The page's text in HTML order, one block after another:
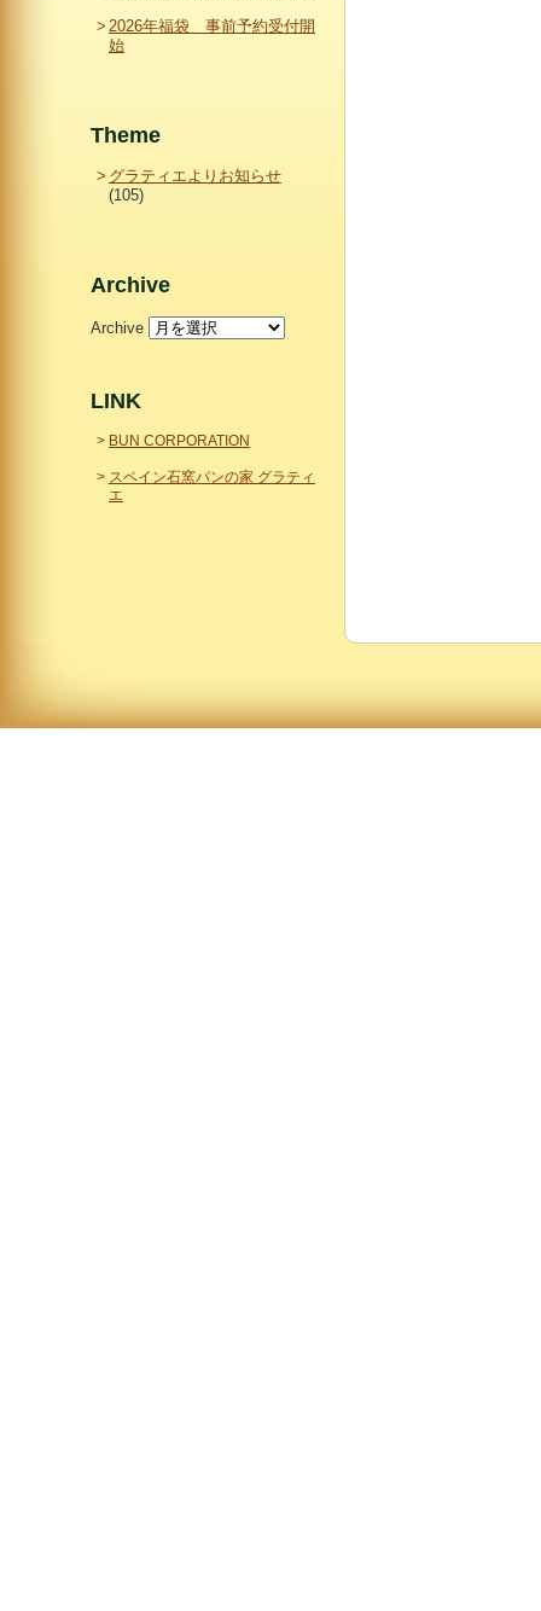
2026年福袋 事前予約受付開
始
Theme
グラティエよりお知らせ
(105)
Archive
Archive
LINK
BUN CORPORATION
スペイン石窯パンの家 グラティ
エ